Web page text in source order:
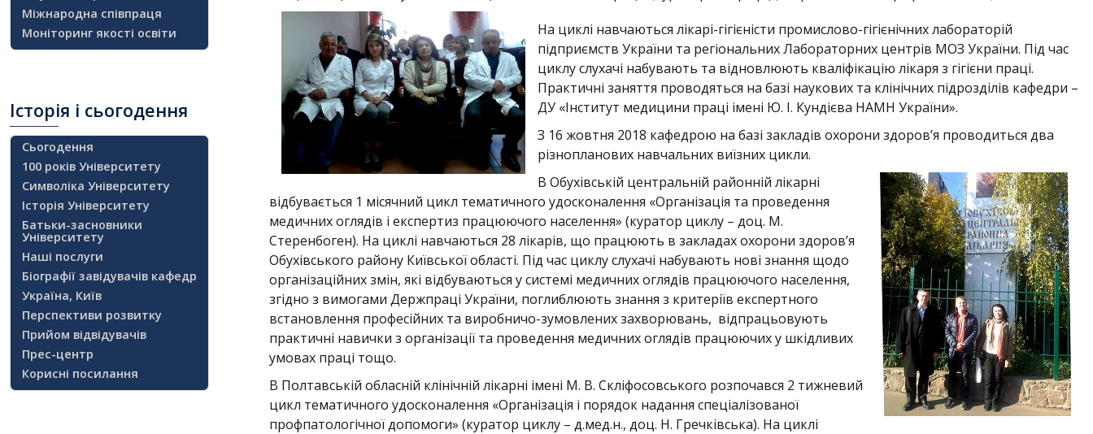
На циклі навчаються лікарі-гігієністи промислово-гігієнічних лабораторій
підприємств України та регіональних Лабораторних центрів МОЗ України. Під час
циклу слухачі набувають та відновлюють кваліфікацію лікаря з гігієни праці.
Практичні заняття проводяться на базі наукових та клінічних підрозділів кафедри –
ДУ «Інститут медицини праці імені Ю. І. Кундієва НАМН України».
З 16 жовтня 2018 кафедрою на базі закладів охорони здоров’я проводиться два
різнопланових навчальних виїзних цикли.
В Обухівській центральній районній лікарні
відбувається 1 місячний цикл тематичного удосконалення «Організація та проведення
медичних оглядів і експертиз працюючого населення» (куратор циклу – доц. М.
Стеренбоген). На циклі навчаються 28 лікарів, що працюють в закладах охорони здоров’я
Обухівського району Київської області. Під час циклу слухачі набувають нові знання щодо
організаційних змін, які відбуваються у системі медичних оглядів працюючого населення,
згідно з вимогами Держпраці України, поглиблюють знання з критеріїв експертного
встановлення професійних та виробничо-зумовлених захворювань, відпрацьовують
практичні навички з організації та проведення медичних оглядів працюючих у шкідливих
умовах праці тощо.
В Полтавській обласній клінічній лікарні імені М. В. Скліфосовського розпочався 2 тижневий
цикл тематичного удосконалення «Організація і порядок надання спеціалізованої
профпатологічної допомоги» (куратор циклу – д.мед.н., доц. Н. Гречківська). На циклі
Міжнародна співпраця
Моніторинг якості освіти
Історія і сьогодення
Сьогодення
100 років Університету
Символіка Університету
Історія Університету
Батьки-засновники
Університету
Наші послуги
Біографії завідувачів кафедр
Україна, Київ
Перспективи розвитку
Прийом відвідувачів
Прес-центр
Корисні посилання